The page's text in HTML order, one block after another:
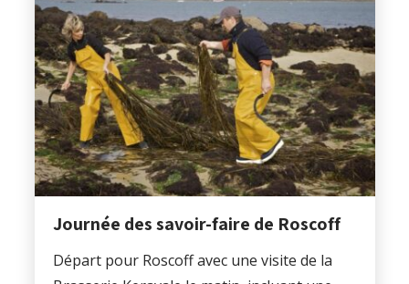
Journée des savoir-faire de Roscoff
Départ pour Roscoff avec une visite de la